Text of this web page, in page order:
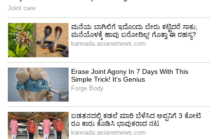
ಹತ್ತಾರು ಸಮಸ್ಯೆ ಆಲಿಸಿದ ಕುಮಾರಣ್ಣ:ಪಂಚರತ್ನ ಯಾತ್ರೆ
ಸಂಚಾರದ ವೇಳೆ ಶಾಲೆಗೆ ತೆರಳಲು ಬಸ್ಸಿನ ವ್ಯವಸ್ಥೆ ಇಲ್ಲ,
ಕೊಠಡಿಗಳು ಸೋರುತ್ತಿವೆ ಎಂದ ಮಕ್ಕಳು, ನನಗೇ ಒಂದು
ಕಾಲು ಇಲ್ಲ, ಕೃತಕ ಕಾಲಿನಲ್ಲಿ ಓಡಾಡುತ್ತಿದ್ದೇನೆ ಒಂದು ಬೈಕ್‌
ಕೊಡಿಸಿ ಎಂದು ವಿಶೇಷ ಚೇತನನ ಮನವಿ, ಹತ್ತಾರು ಕಡೆಗಳಲ್ಲಿ
ಸೇತುವೆ ದುರಸ್ತಿ ಮತ್ತು ರಸ್ತೆಗಳು ಕಡಿತವಾಗಿವೆ ಎಂದು ತೀತಾ
ಜನರ ಅಳಲು, ಶಾಲೆಗೆ ಬರಲು ಕರಡಿ ಕಾಟವಿದೆ ಎಂದು
ಕುಮಾರಸ್ವಾಮಿ ಮುಂದೆ ಕಣ್ಣೀರಿಟ್ಟಪುರವಾರದ ವಿದ್ಯಾರ್ಥಿನಿ.